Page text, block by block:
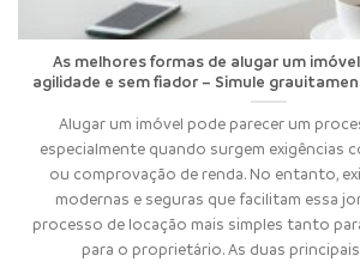
As melhores formas de alugar um
agilidade e sem fiador – Simule
Alugar um imóvel pode parecer um
especialmente quando surgem exigências
ou comprovação de renda. No entanto,
modernas e seguras que facilitam essa
processo de locação mais simples tanto
para o proprietário. As duas